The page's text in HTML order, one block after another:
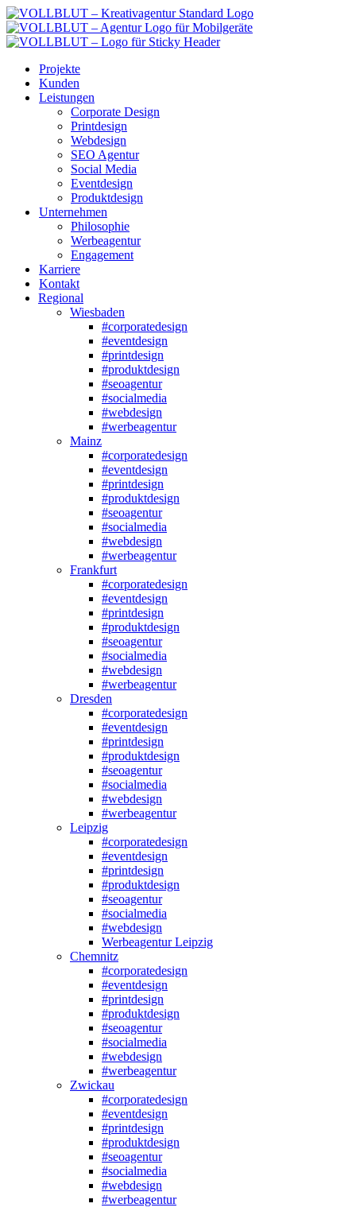
Zum
Inhalt
springen
Projekte
Kunden
Leistungen
Corporate Design
Printdesign
Webdesign
SEO Agentur
Social Media
Eventdesign
Produktdesign
Unternehmen
Philosophie
Werbeagentur
Engagement
Karriere
Kontakt
Regional
Wiesbaden
#corporatedesign
#eventdesign
#printdesign
#produktdesign
#seoagentur
#socialmedia
#webdesign
#werbeagentur
Mainz
#corporatedesign
#eventdesign
#printdesign
#produktdesign
#seoagentur
#socialmedia
#webdesign
#werbeagentur
Frankfurt
#corporatedesign
#eventdesign
#printdesign
#produktdesign
#seoagentur
#socialmedia
#webdesign
#werbeagentur
Dresden
#corporatedesign
#eventdesign
#printdesign
#produktdesign
#seoagentur
#socialmedia
#webdesign
#werbeagentur
Leipzig
#corporatedesign
#eventdesign
#printdesign
#produktdesign
#seoagentur
#socialmedia
#webdesign
Werbeagentur Leipzig
Chemnitz
#corporatedesign
#eventdesign
#printdesign
#produktdesign
#seoagentur
#socialmedia
#webdesign
#werbeagentur
Zwickau
#corporatedesign
#eventdesign
#printdesign
#produktdesign
#seoagentur
#socialmedia
#webdesign
#werbeagentur